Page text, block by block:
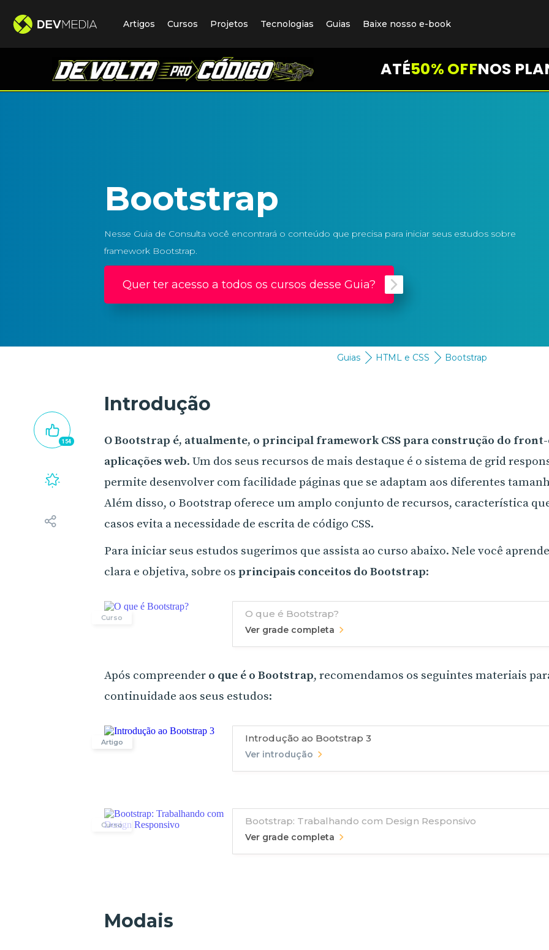
Artigos Cursos Projetos Tecnologias Guias Baixe nosso e-book
ATÉ50% OFFNOS
Bootstrap
Nesse Guia de Consulta você encontrará o conteúdo que precisa para iniciar seus estudos sobre
framework Bootstrap.
Quer ter acesso a todos os cursos desse Guia?
Guias HTML e CSS Bootstrap
154
Introdução
O Bootstrap é, atualmente, o principal frameworkCSSpara construção do front-
aplicações web. Um dos seus recursos de mais destaque é o sistema de grid
permite desenvolver com facilidade páginas que se adaptam aos diferentes
Além disso, o Bootstrap oferece um amplo conjunto de recursos, característica
casos evita a necessidade de escrita de código CSS.
Para iniciar seus estudos sugerimos que assista ao curso abaixo. Nele você
clara e objetiva, sobre os principais conceitos do Bootstrap:
Curso O que é Bootstrap?
Ver grade completa
Após compreender o que é o Bootstrap, recomendamos os seguintes materiais
continuidade aos seus estudos:
Artigo Introdução ao Bootstrap 3
Ver introdução
Curso Bootstrap: Trabalhando com Design Responsivo
Ver grade completa
Modais